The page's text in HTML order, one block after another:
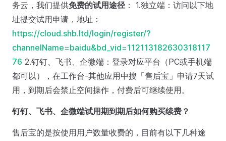
务云，我们提供免费的试用途径： 1.独立端：访问以下地
址提交试用申请，地址：
https://cloud.shb.ltd/login/register/?
channelName=baidu&bd_vid=112113182630318117
76 2.钉钉、飞书、企微端：登录对应平台（PC或手机端
都可以），在工作台-其他应用中搜「售后宝」申请7天试
用，到期后会禁止空间操作，付费后可继续使用。
钉钉、飞书、企微端试用期到期后如何购买续费？
售后宝的是按使用用户数量收费的，目前有以下几种途